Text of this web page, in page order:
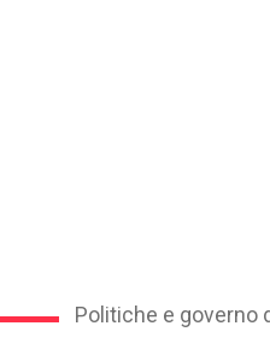
Politiche e governo